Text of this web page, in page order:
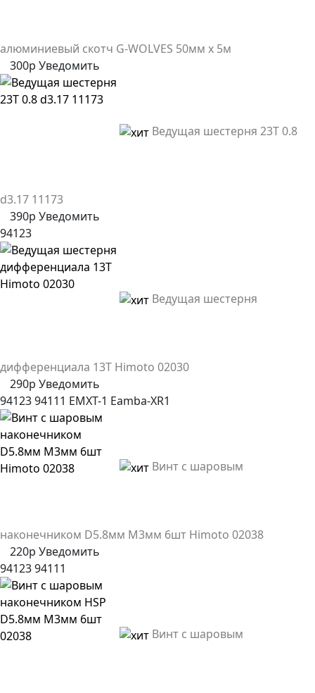
алюминиевый скотч G-WOLVES 50мм х 5м
300р Уведомить
Ведущая шестерня 23T 0.8
d3.17 11173
390р Уведомить
94123
Ведущая шестерня
дифференциала 13T Himoto 02030
290р Уведомить
9412394111 EMXT-1 Eamba-XR1
Винт с шаровым
наконечником D5.8мм M3мм 6шт Himoto 02038
220р Уведомить
9412394111
Винт с шаровым